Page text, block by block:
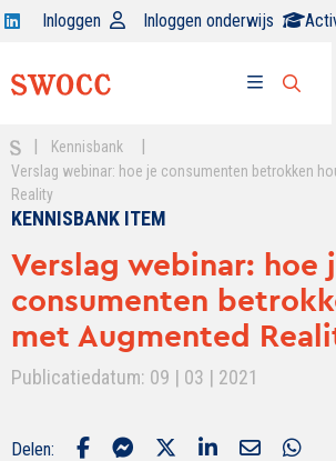
Open
op
Inloggen Inloggen onderwijs
Open
Kennisbank
Verslag webinar: hoe je consumenten betrokken
Reality
KENNISBANK ITEM
Verslag webinar: hoe
consumenten
met Augmented
Publicatiedatum: 09 | 03 | 2021
Delen: